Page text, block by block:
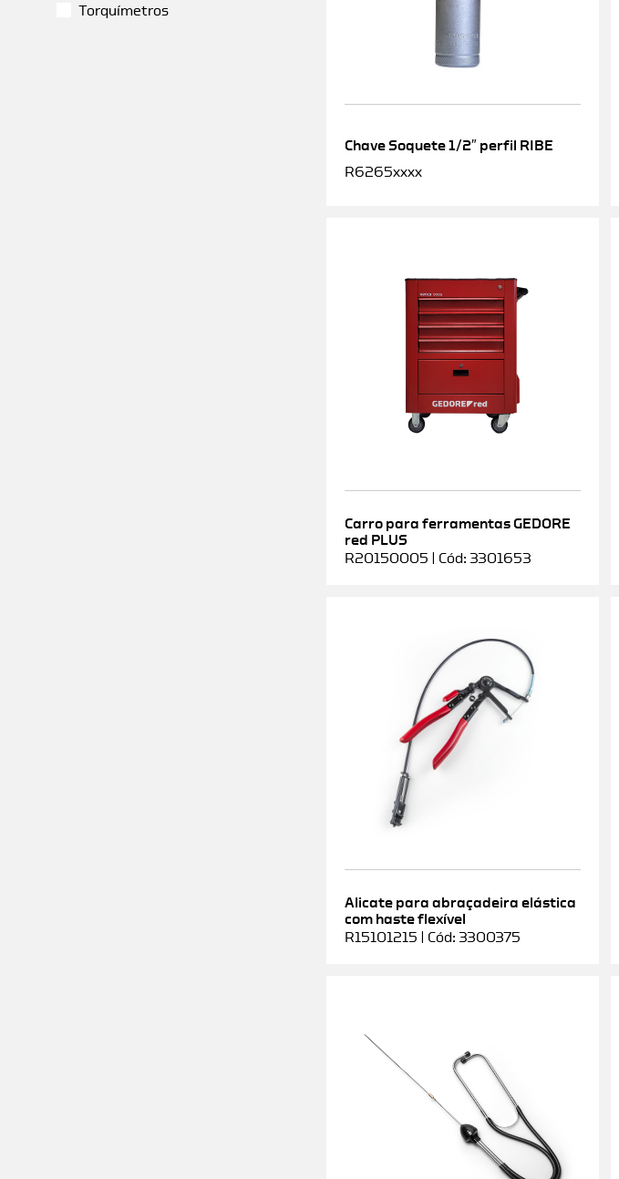
Torquímetros
Chave Soquete 1/2″ perfil RIBE
R6265xxxx
Carro para ferramentas GEDORE
red PLUS
R20150005 | Cód: 3301653
Alicate para abraçadeira elástica
com haste flexível
R15101215 | Cód: 3300375